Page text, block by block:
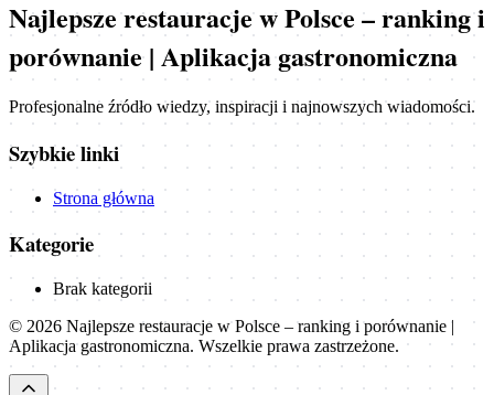
Najlepsze restauracje w Polsce – ranking i
porównanie | Aplikacja gastronomiczna
Profesjonalne źródło wiedzy, inspiracji i najnowszych wiadomości.
Szybkie linki
Strona główna
Kategorie
Brak kategorii
© 2026 Najlepsze restauracje w Polsce – ranking i porównanie |
Aplikacja gastronomiczna. Wszelkie prawa zastrzeżone.